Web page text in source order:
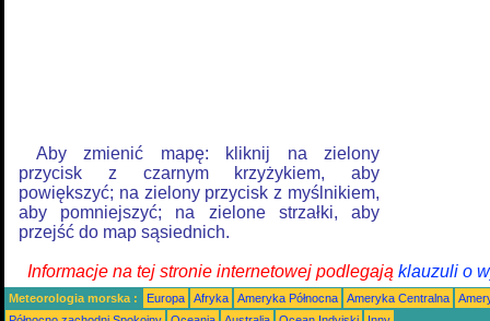
Aby zmienić mapę: kliknij na zielony
przycisk z czarnym krzyżykiem, aby
powiększyć; na zielony przycisk z myślnikiem,
aby pomniejszyć; na zielone strzałki, aby
przejść do map sąsiednich.
Informacje na tej stronie internetowej podlegają klauzuli o
Meteorologia morska : Europa Afryka Ameryka Północna Ameryka Centralna